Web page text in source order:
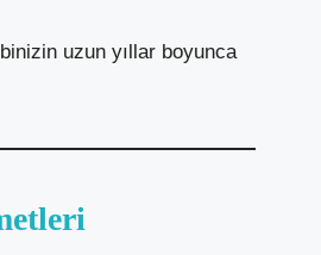
uzun yıllar boyunca